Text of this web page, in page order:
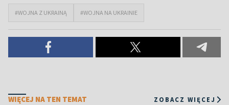
#WOJNA Z UKRAINĄ #WOJNA NA UKRAINIE
WIĘCEJ NA TEN TEMAT ZOBACZ WIĘCEJ